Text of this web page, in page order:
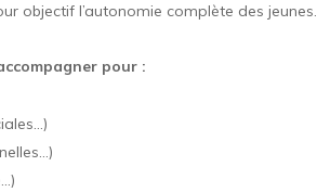
objectif l’autonomie complète des jeunes.
pour :